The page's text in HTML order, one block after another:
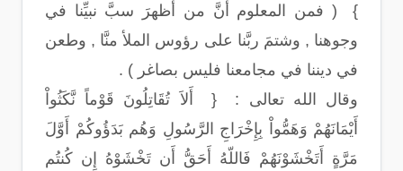
} ( فمن المعلوم أنَّ من أظهرَ سبَّ نبيِّنا في
وجوهنا , وشتمَ ربَّنا على رؤوس الملأ منَّا , وطعن
في ديننا في مجامعنا فليس بصاغر ) .
وقال الله تعالى : { أَلاَ تُقَاتِلُونَ قَوْماً نَّكَثُواْ
أَيْمَانَهُمْ وَهَمُّواْ بِإِخْرَاجِ الرَّسُولِ وَهُم بَدَؤُوكُمْ أَوَّلَ
مَرَّةٍ أَتَخْشَوْنَهُمْ فَاللّهُ أَحَقُّ أَن تَخْشَوْهُ إِن كُنتُم